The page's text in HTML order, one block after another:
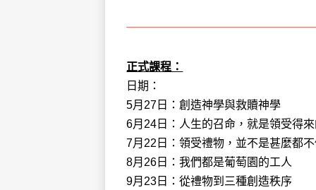
正式課程：
日期：
5月27日：創造神學與救贖神學
6月24日：人生的召命，就是領受得
7月22日：領受禮物，並不是甚麼都
8月26日：我們都是葡萄園的工人
9月23日：從禮物到三種創造秩序